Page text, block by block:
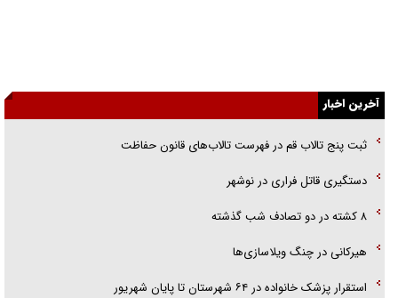
پلیس
تحلیل ابعاد پیام رهبر انقلاب به حزب‌الله/ مقاومت نقشه راه آینده غرب آسیا
گفت‌و‌گو اختصاصی با همسر فرمانده شهید حزب‌الله لبنان/ هر شبش شب
قدر بود
آخرین اخبار
ثبت پنج تالاب قم در فهرست تالاب‌های قانون حفاظت
دستگیری قاتل فراری در نوشهر
۸ کشته در دو تصادف شب گذشته
هیرکانی در چنگ ویلاسازی‌ها
‌استقرار پزشک خانواده در ۶۴ شهرستان تا پایان شهریور